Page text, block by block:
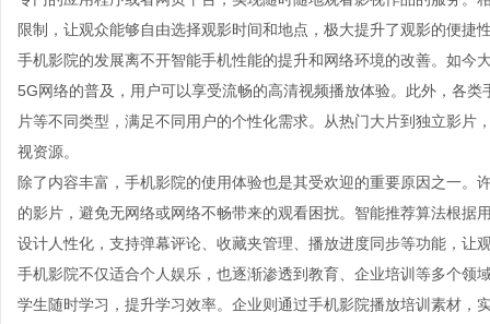
限制，让观众能够自由选择观影时间和地点，极大提升了观影的便捷
手机影院的发展离不开智能手机性能的提升和网络环境的改善。如今
5G网络的普及，用户可以享受流畅的高清视频播放体验。此外，各
片等不同类型，满足不同用户的个性化需求。从热门大片到独立影
视资源。
除了内容丰富，手机影院的使用体验也是其受欢迎的重要原因之一
的影片，避免无网络或网络不畅带来的观看困扰。智能推荐算法根
设计人性化，支持弹幕评论、收藏夹管理、播放进度同步等功能，让
手机影院不仅适合个人娱乐，也逐渐渗透到教育、企业培训等多个领
学生随时学习，提升学习效率。企业则通过手机影院播放培训素材，